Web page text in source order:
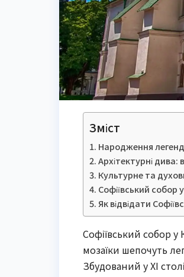
Зміст
Народження
Архітектурні дива:
Культурне та
Софіївський собор
Як відвідати
Софіївський собор у
мозаїки шепочуть
Збудований у XI